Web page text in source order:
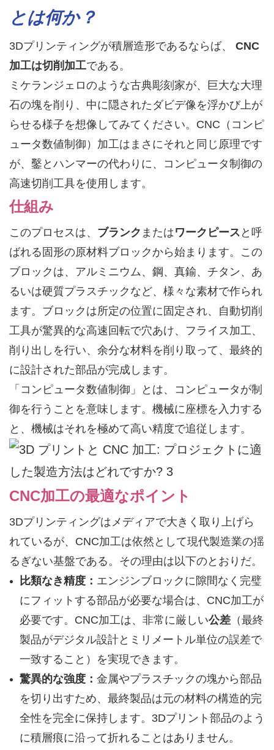
とは何か？
3Dプリンティングが積層造形であるならば、 CNC
加工は切削加工である。
ミケランジェロのような古典彫刻家が、巨大な大理
石の塊を削り、中に隠されたダビデ像を浮かび上が
らせる様子を想像してみてください。CNC（コンピ
ュータ数値制御）加工はまさにそれと同じ原理です
が、鑿とハンマーの代わりに、コンピュータ制御の
高速切削工具を使用します。
仕組み
このプロセスは、 ブランク またはワークピース と呼
ばれる固形の原材料ブロックから始まります。この
ブロックは、アルミニウム、鋼、真鍮、チタン、あ
るいは硬質プラスチックなど、様々な素材で作られ
ます。ブロックは所定の位置に固定され、自動切削
工具が驚異的な高速回転で穴あけ、フライス加工、
削り出しを行い、余分な材料を削り取って、最終的
に設計された部品が完成します。
「コンピュータ数値制御」とは、コンピュータが制
御を行うことを意味します。機械に座標を入力する
と、機械はそれを極めて高い精度で追従します。
CNC加工の最適なポイント
3Dプリンティングはメディアで大きく取り上げら
れているが、CNC加工は依然として現代製造業の揺
るぎない基盤である。その理由は以下のとおりだ。
比類なき精度： エンジンブロックに隙間なく完璧
にフィットする部品が必要な場合は、CNC加工が
必要です。CNC加工は、非常に厳しい公差（最終
製品がデジタル設計とミリメートル単位の誤差で
一致すること）を実現できます。
驚異的な強度： 金属やプラスチックの塊から部品
を切り出すため、最終製品は元の材料の構造的完
全性を完全に保持します。3Dプリント部品のよう
に積層痕に沿って折れることはありません。